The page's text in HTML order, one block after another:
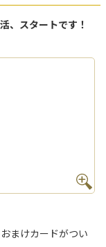
、スタートです！
まけカードがつい